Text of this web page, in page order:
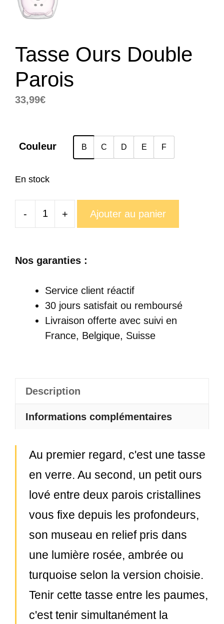
Tasse Ours Double
Parois
33,99€
Couleur B C D E F
En stock
-
quantité
Ours
Parois
+ Ajouter au panier
Nos garanties :
Service client réactif
30 jours satisfait ou remboursé
Livraison offerte avec suivi en
France, Belgique, Suisse
Description
Informations complémentaires
Au premier regard, c'est une tasse
en verre. Au second, un petit ours
lové entre deux parois cristallines
vous fixe depuis les profondeurs,
son museau en relief pris dans
une lumière rosée, ambrée ou
turquoise selon la version choisie.
Tenir cette tasse entre les paumes,
c'est tenir simultanément la